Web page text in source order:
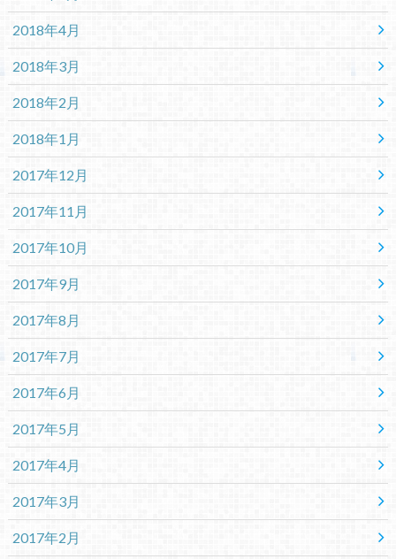
2018年4月
2018年3月
2018年2月
2018年1月
2017年12月
2017年11月
2017年10月
2017年9月
2017年8月
2017年7月
2017年6月
2017年5月
2017年4月
2017年3月
2017年2月